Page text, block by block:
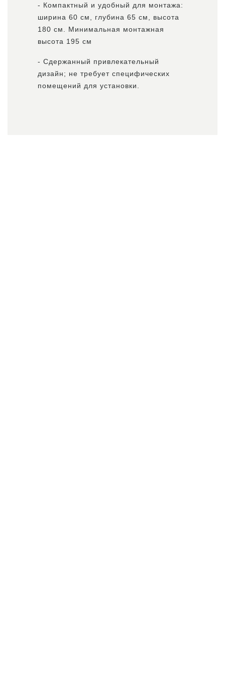
- Компактный и удобный для монтажа:
ширина 60 см, глубина 65 см, высота
180 см. Минимальная монтажная
высота 195 см
- Сдержанный привлекательный
дизайн; не требует специфических
помещений для установки.